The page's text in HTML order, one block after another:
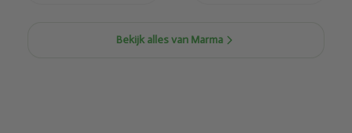
Bekijk alles van Marma